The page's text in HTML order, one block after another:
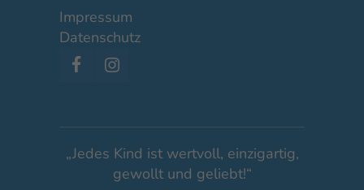
Impressum
Datenschutz
„Jedes Kind ist wertvoll, einzigartig,
gewollt und geliebt!“